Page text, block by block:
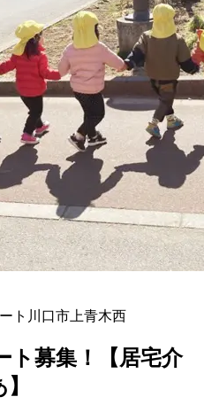
ト 川口市上青木西
ト募集！【居宅介